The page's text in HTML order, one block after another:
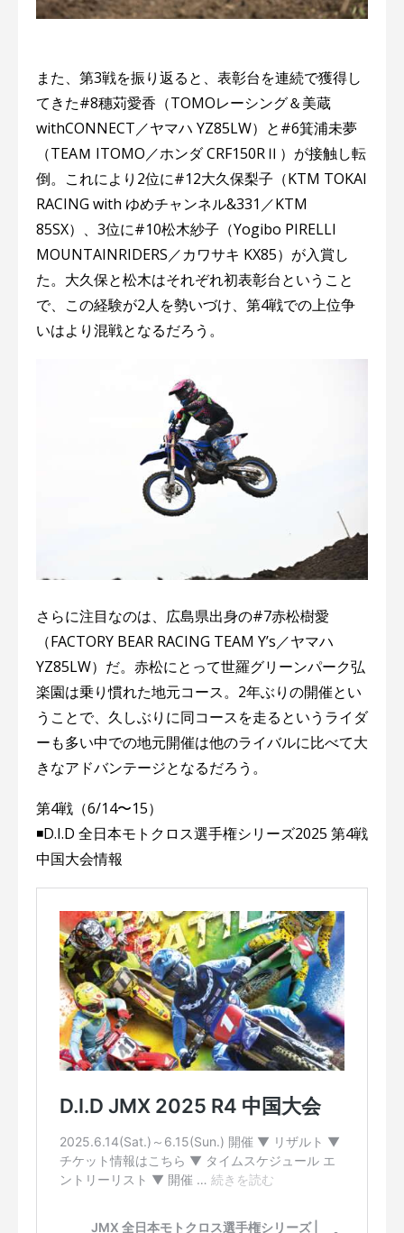
また、第3戦を振り返ると、表彰台を連続で獲得し
てきた#8穗苅愛香（TOMOレーシング＆美蔵
withCONNECT／ヤマハ YZ85LW）と#6箕浦未夢
（TEAＭ ITOMO／ホンダ CRF150RⅡ）が接触し転
倒。これにより2位に#12大久保梨子（KTM TOKAI
RACING with ゆめチャンネル&331／KTM
85SX）、3位に#10松木紗子（Yogibo PIRELLI
MOUNTAINRIDERS／カワサキ KX85）が入賞し
た。大久保と松木はそれぞれ初表彰台ということ
で、この経験が2人を勢いづけ、第4戦での上位争
いはより混戦となるだろう。
さらに注目なのは、広島県出身の#7赤松樹愛
（FACTORY BEAR RACING TEAM Y’s／ヤマハ
YZ85LW）だ。赤松にとって世羅グリーンパーク弘
楽園は乗り慣れた地元コース。2年ぶりの開催とい
うことで、久しぶりに同コースを走るというライダ
ーも多い中での地元開催は他のライバルに比べて大
きなアドバンテージとなるだろう。
第4戦（6/14〜15）
◾️D.I.D 全日本モトクロス選手権シリーズ2025 第4戦
中国大会情報